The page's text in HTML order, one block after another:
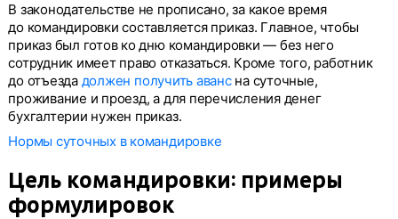
В законодательстве не прописано, за какое время
до командировки составляется приказ. Главное, чтобы
приказ был готов ко дню командировки — без него
сотрудник имеет право отказаться. Кроме того, работник
до отъезда должен получить авансна суточные,
проживание и проезд, а для перечисления денег
бухгалтерии нужен приказ.
Нормы суточных в командировке
Цель командировки: примеры
формулировок